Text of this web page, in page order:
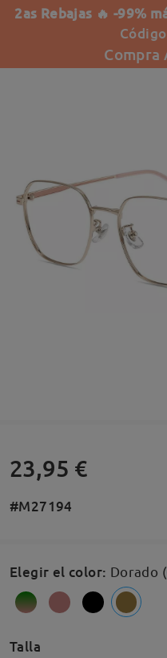
2as Rebajas 🔥 -99%
Compra
23,95 €
#M27194
Elegir el color: Dorado
Talla